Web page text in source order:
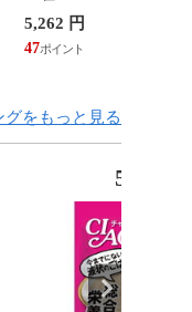
5,262 円
47
グをもっと見る
5